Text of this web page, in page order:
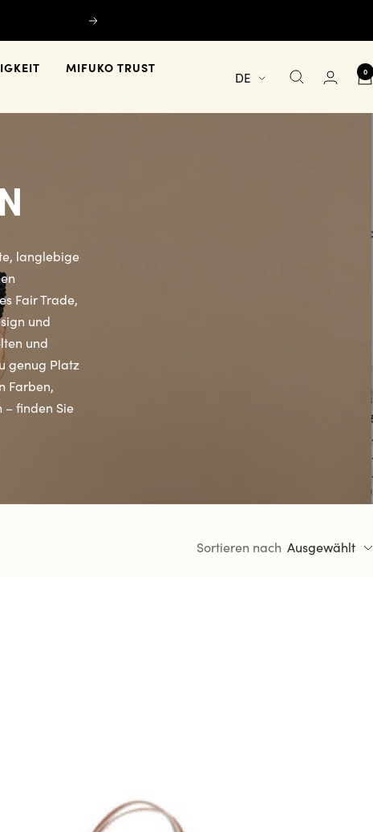
Weiter
MIFUKO TRUST
Sprache
DE 0
langlebige
Fair Trade,
und
und
genug Platz
Farben,
– finden Sie
Sortieren nach Ausgewählt